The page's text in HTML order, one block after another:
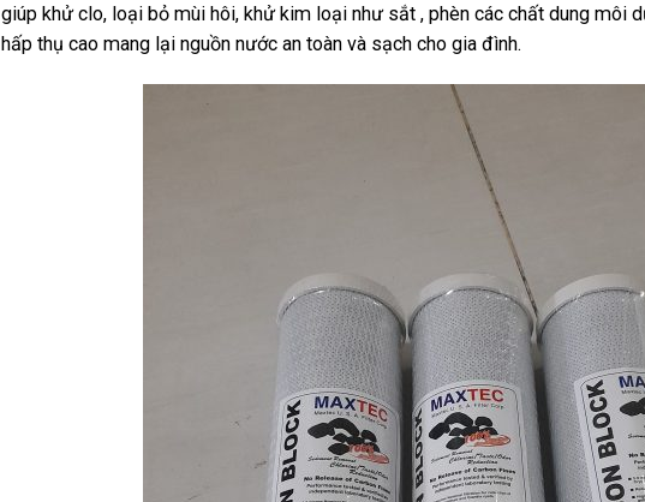
giúp khử clo, loại bỏ mùi hôi, khử kim loại như sắt , phèn các chất dung môi
hấp thụ cao mang lại nguồn nước an toàn và sạch cho gia đình.